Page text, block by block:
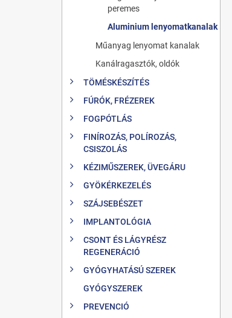
peremes
Aluminium lenyomatkanalak
Műanyag lenyomat kanalak
Kanálragasztók, oldók
TÖMÉSKÉSZÍTÉS
FÚRÓK, FRÉZEREK
FOGPÓTLÁS
FINÍROZÁS, POLÍROZÁS,
CSISZOLÁS
KÉZIMŰSZEREK, ÜVEGÁRU
GYÖKÉRKEZELÉS
SZÁJSEBÉSZET
IMPLANTOLÓGIA
CSONT ÉS LÁGYRÉSZ
REGENERÁCIÓ
GYÓGYHATÁSÚ SZEREK
GYÓGYSZEREK
PREVENCIÓ